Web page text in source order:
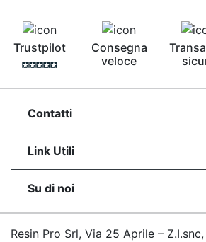
Trustpilot
Consegna
veloce
Contatti
Link Utili
Su di noi
Resin Pro Srl, Via 25 Aprile –